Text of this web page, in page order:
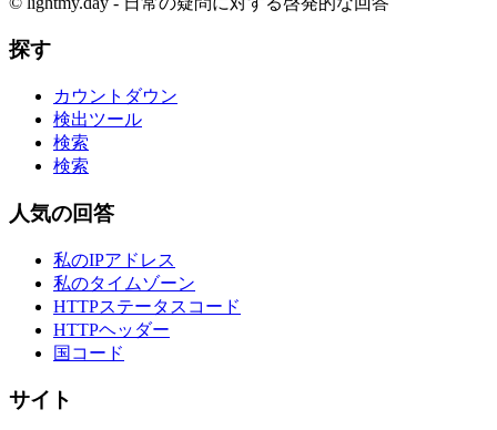
探す
カウントダウン
検出ツール
検索
検索
人気の回答
私のIPアドレス
私のタイムゾーン
HTTPステータスコード
HTTPヘッダー
国コード
サイト